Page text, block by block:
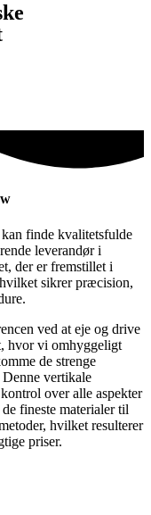
finde kvalitetsfulde
leverandør i
der er fremstillet i
hvilket sikrer præcision,
ved at eje og drive
hvor vi omhyggeligt
de strenge
Denne vertikale
over alle aspekter
fineste materialer til
hvilket resulterer
priser.